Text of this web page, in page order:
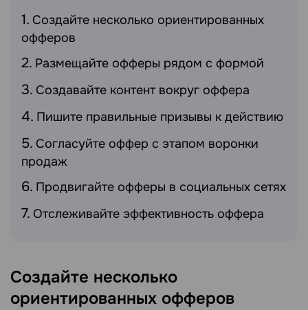
Создайте несколько ориентированных
офферов
Размещайте офферы рядом с формой
Создавайте контент вокруг оффера
Пишите правильные призывы к действию
Согласуйте оффер с этапом воронки
продаж
Продвигайте офферы в социальных сетях
Отслеживайте эффективность оффера
Создайте несколько
ориентированных офферов